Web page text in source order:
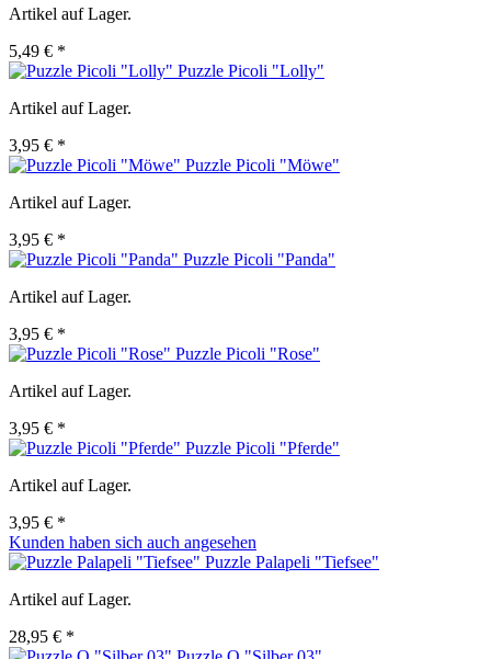
Artikel auf Lager.
5,49 € *
Puzzle Picoli "Lolly"
Artikel auf Lager.
3,95 € *
Puzzle Picoli "Möwe"
Artikel auf Lager.
3,95 € *
Puzzle Picoli "Panda"
Artikel auf Lager.
3,95 € *
Puzzle Picoli "Rose"
Artikel auf Lager.
3,95 € *
Puzzle Picoli "Pferde"
Artikel auf Lager.
3,95 € *
Kunden haben sich auch angesehen
Puzzle Palapeli "Tiefsee"
Artikel auf Lager.
28,95 € *